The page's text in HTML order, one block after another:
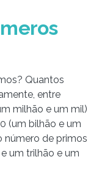
Quantos
entre
milhão e um mil)
(um bilhão e um
número de primos
um trilhão e um